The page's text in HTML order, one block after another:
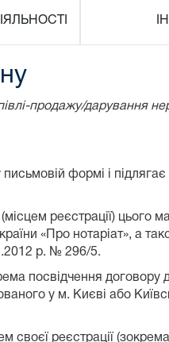
продажу/дарування
формі і підлягає
реєстрації) цього
«Про нотаріат», а
р. № 296/5.
посвідчення договору
у м. Києві або
своєї реєстрації